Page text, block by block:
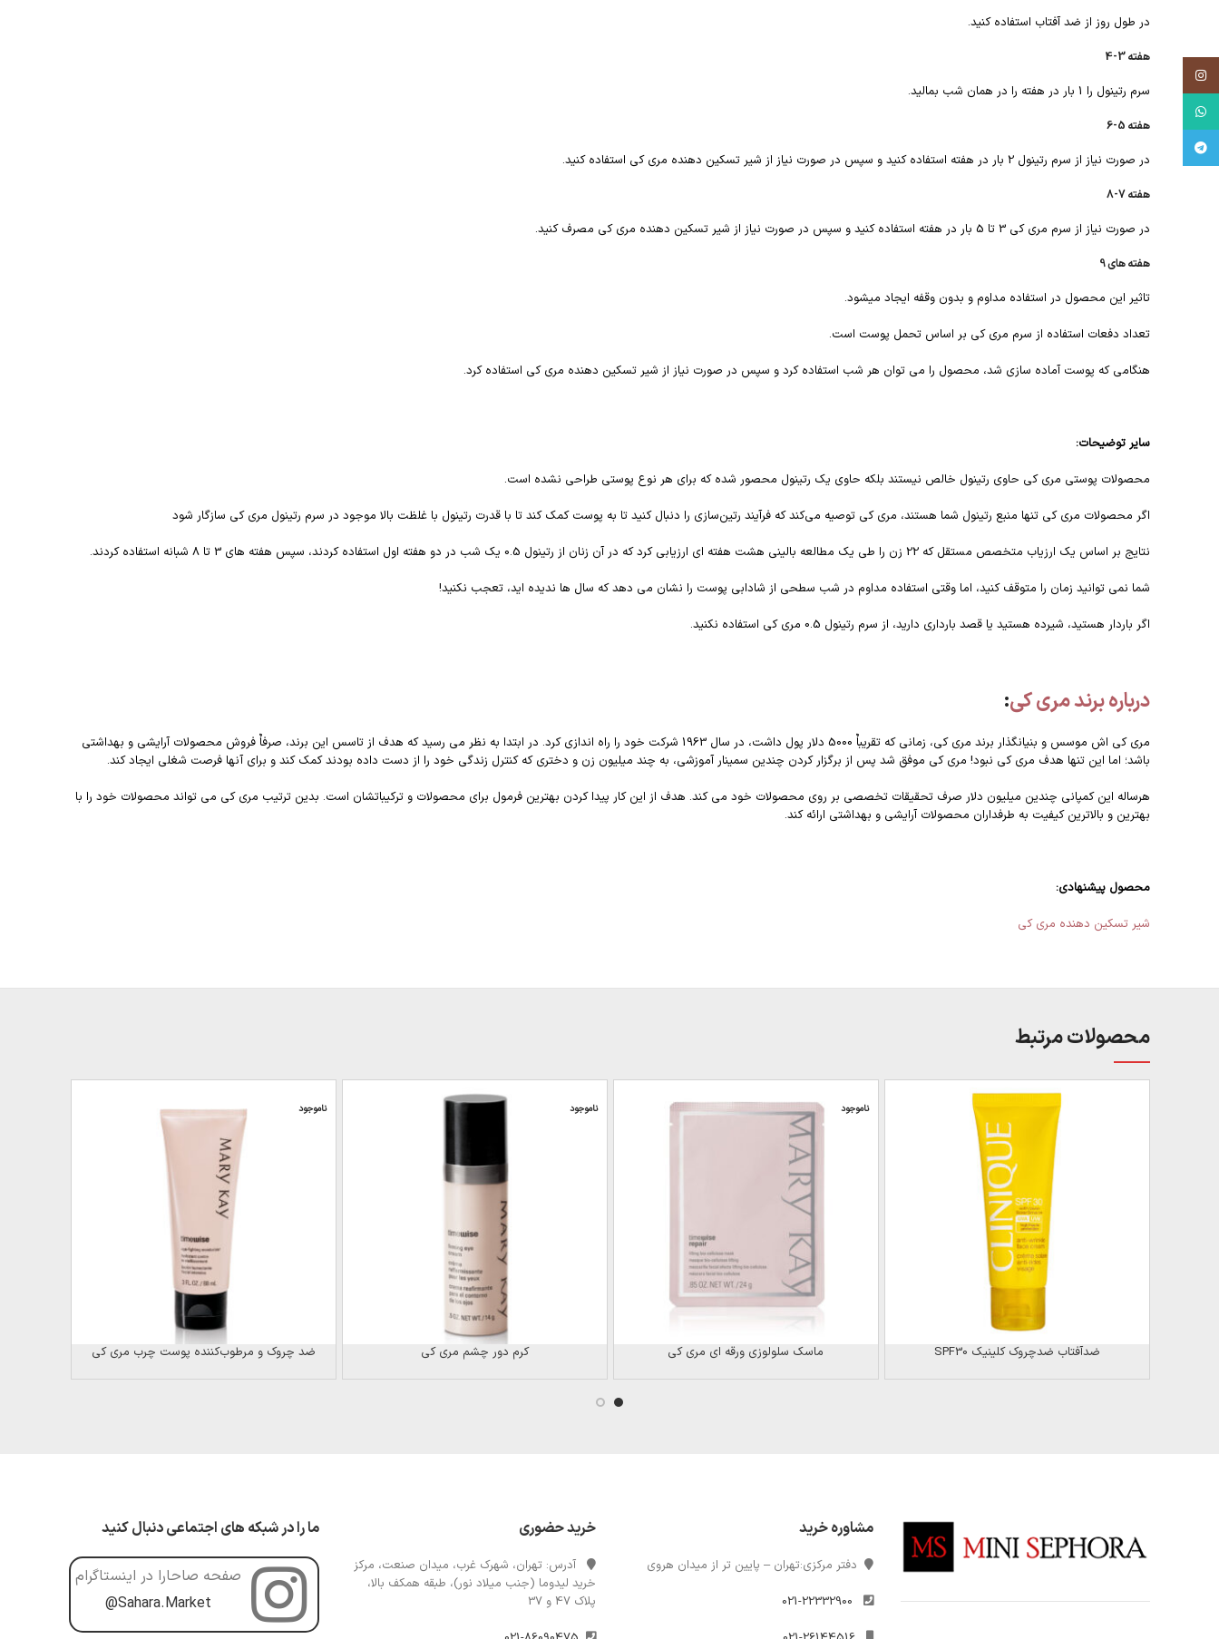
در طول روز از ضد آفتاب استفاده کنید.
هفته 3-4
سرم رتینول را 1 بار در هفته را در همان شب بمالید.
هفته 5-6
در صورت نیاز از سرم رتینول 2 بار در هفته استفاده کنید و سپس در صورت نیاز از شیر تسکین دهنده مری کی استفاده کنید.
هفته 7-8
در صورت نیاز از سرم مری کی 3 تا 5 بار در هفته استفاده کنید و سپس در صورت نیاز از شیر تسکین دهنده مری کی مصرف کنید.
هفته های 9
تاثیر این محصول در استفاده مداوم و بدون وقفه ایجاد میشود.
تعداد دفعات استفاده از سرم مری کی بر اساس تحمل پوست است.
هنگامی که پوست آماده سازی شد، محصول را می توان هر شب استفاده کرد و سپس در صورت نیاز از شیر تسکین دهنده مری کی استفاده کرد.
سایر توضیحات:
محصولات پوستی مری کی حاوی رتینول خالص نیستند بلکه حاوی یک رتینول محصور شده که برای هر نوع پوستی طراحی نشده است.
اگر محصولات مری کی تنها منبع رتینول شما هستند، مری کی توصیه می‌کند که فرآیند رتین‌سازی را دنبال کنید تا به پوست کمک کند تا با قدرت رتینول با غلظت بالا موجود در سرم رتینول مری کی سازگار شود
نتایج بر اساس یک ارزیاب متخصص مستقل که 22 زن را طی یک مطالعه بالینی هشت هفته ای ارزیابی کرد که در آن زنان از رتینول 0.5 یک شب در دو هفته اول استفاده کردند، سپس هفته های 3 تا 8 شبانه استفاده کردند.
شما نمی توانید زمان را متوقف کنید، اما وقتی استفاده مداوم در شب سطحی از شادابی پوست را نشان می دهد که سال ها ندیده اید، تعجب نکنید!
اگر باردار هستید، شیرده هستید یا قصد بارداری دارید، از سرم رتینول 0.5 مری کی استفاده نکنید.
درباره برند مری کی:
مری کی اش موسس و بنیانگذار برند مری کی، زمانی که تقریباٌ 5000 دلار پول داشت، در سال 1963 شرکت خود را راه اندازی کرد. در ابتدا به نظر می رسید که هدف از تاسس این برند، صرفاٌ فروش محصولات آرایشی و بهداشتی
باشد؛ اما این تنها هدف مری کی نبود! مری کی موفق شد پس از برگزار کردن چندین سمینار آموزشی، به چند میلیون زن و دختری که کنترل زندگی خود را از دست داده بودند کمک کند و برای آنها فرصت شغلی ایجاد کند.
هرساله این کمپانی چندین میلیون دلار صرف تحقیقات تخصصی بر روی محصولات خود می کند. هدف از این کار پیدا کردن بهترین فرمول برای محصولات و ترکیباتشان است. بدین ترتیب مری کی می تواند محصولات خود را با
بهترین و بالاترین کیفیت به طرفداران محصولات آرایشی و بهداشتی ارائه کند.
محصول پیشنهادی:
شیر تسکین دهنده مری کی
محصولات مرتبط
ضدآفتاب ضدچروک کلینیک SPF30
ناموجود
ماسک سلولوزی ورقه ای مری کی
ناموجود
کرم دور چشم مری کی
ناموجود
ضد چروک و مرطوب‌کننده پوست چرب مری کی
مشاوره خرید
دفتر مرکزی:تهران – پایین تر از میدان هروی
021-22332900
خرید حضوری
آدرس: تهران، شهرک غرب، میدان صنعت، مرکز
خرید لیدوما (جنب میلاد نور)، طبقه همکف بالا،
پلاک 47 و 37
ما را در شبکه های اجتماعی دنبال کنید
صفحه صاحارا در اینستاگرام
@Sahara.Market